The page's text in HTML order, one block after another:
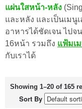
แผ่นใสหน้า-หลัง
และหลัง และเป็นเมนู
อาหารได้ชัดเจน ไปจ
16หน้า รวมถึง แฟ้มเ
กับเราได้
Showing 1–20 of 165
Sort By